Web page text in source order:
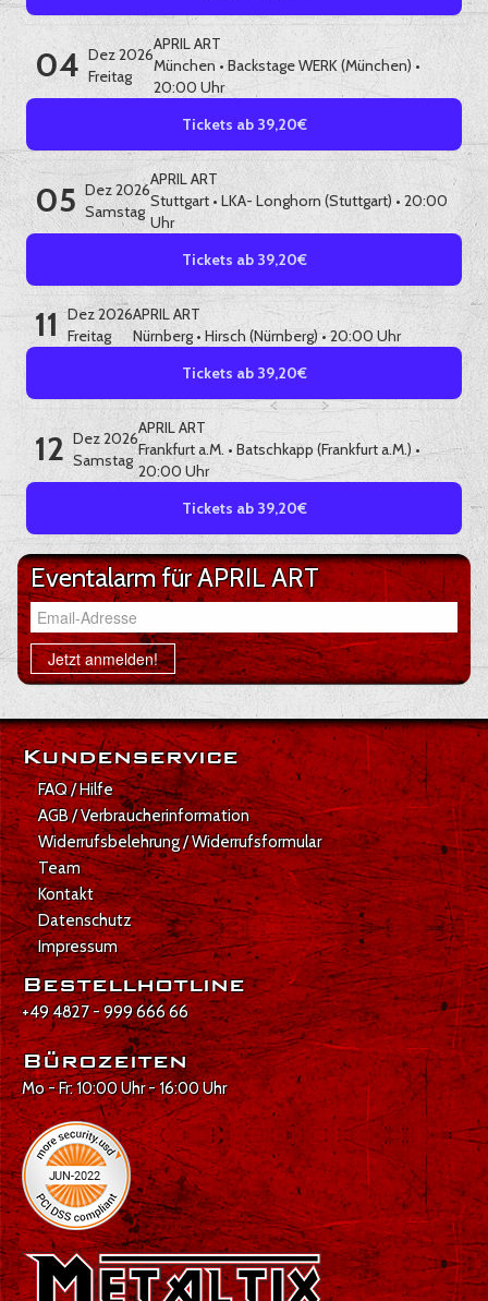
04 Dez 2026
Freitag
APRIL ART
München •Backstage WERK (München)•
20:00 Uhr
Tickets ab 39,20€
05 Dez 2026
Samstag
APRIL ART
Stuttgart• LKA- Longhorn (Stuttgart) • 20:00
Uhr
Tickets ab 39,20€
11
Dez 2026
Freitag
APRIL ART
Nürnberg • Hirsch (Nürnberg) • 20:00 Uhr
Tickets ab 39,20€
12 Dez 2026
Samstag
APRIL ART
Frankfurt a.M. •Batschkapp (Frankfurt a.M.) •
20:00 Uhr
Tickets ab 39,20€
Eventalarm für APRIL ART
Email-Adresse
Jetzt anmelden!
Kundenservice
FAQ / Hilfe
AGB / Verbraucherinformation
Widerrufsbelehrung / Widerrufsformular
Team
Kontakt
Datenschutz
Impressum
Bestellhotline
+49 4827 - 999 666 66
Bürozeiten
Mo - Fr: 10:00 Uhr - 16:00 Uhr